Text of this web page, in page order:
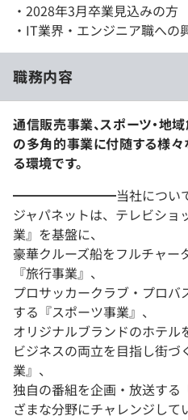
・2028年3月卒業見込みの方
・IT業界・エンジニア職への
職務内容
通信販売事業、スポーツ・地
の多角的事業に付随する様
る環境です。
━━━━━━━━当社につ
ジャパネットは、テレビショ
業』を基盤に、
豪華クルーズ船をフルチャー
『旅行事業』、
プロサッカークラブ・プロ
する『スポーツ事業』、
オリジナルブランドのホテル
ビジネスの両立を目指し街
業』、
独自の番組を企画・放送する
ざまな分野にチャレンジして